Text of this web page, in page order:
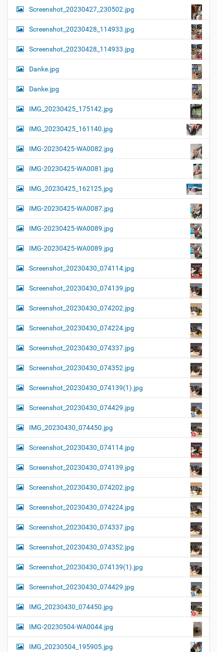
Screenshot_20230427_230502.jpg
Screenshot_20230428_114933.jpg
Screenshot_20230428_114933.jpg
Danke.jpg
Danke.jpg
IMG_20230425_175142.jpg
IMG_20230425_161140.jpg
IMG-20230425-WA0082.jpg
IMG-20230425-WA0081.jpg
IMG_20230425_162125.jpg
IMG-20230425-WA0087.jpg
IMG-20230425-WA0089.jpg
IMG-20230425-WA0089.jpg
Screenshot_20230430_074114.jpg
Screenshot_20230430_074139.jpg
Screenshot_20230430_074202.jpg
Screenshot_20230430_074224.jpg
Screenshot_20230430_074337.jpg
Screenshot_20230430_074352.jpg
Screenshot_20230430_074139(1).jpg
Screenshot_20230430_074429.jpg
IMG_20230430_074450.jpg
Screenshot_20230430_074114.jpg
Screenshot_20230430_074139.jpg
Screenshot_20230430_074202.jpg
Screenshot_20230430_074224.jpg
Screenshot_20230430_074337.jpg
Screenshot_20230430_074352.jpg
Screenshot_20230430_074139(1).jpg
Screenshot_20230430_074429.jpg
IMG_20230430_074450.jpg
IMG-20230504-WA0044.jpg
IMG_20230504_195905.jpg